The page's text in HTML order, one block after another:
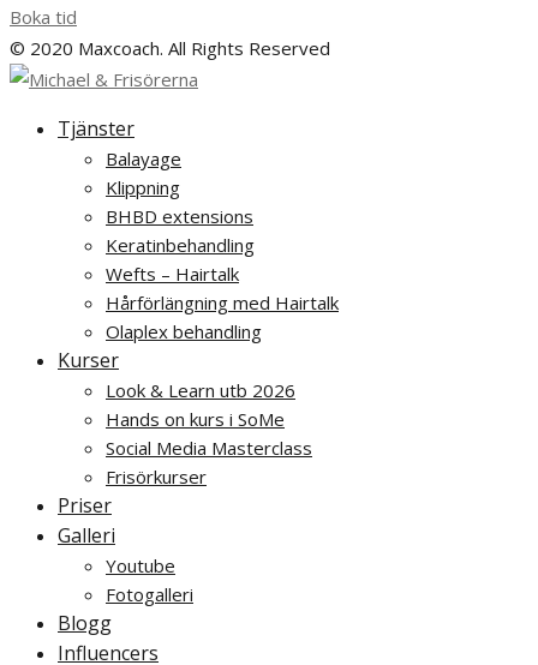
Boka tid
© 2020 Maxcoach. All Rights Reserved
Tjänster
Balayage
Klippning
BHBD extensions
Keratinbehandling
Wefts – Hairtalk
Hårförlängning med Hairtalk
Olaplex behandling
Kurser
Look & Learn utb 2026
Hands on kurs i SoMe
Social Media Masterclass
Frisörkurser
Priser
Galleri
Youtube
Fotogalleri
Blogg
Influencers